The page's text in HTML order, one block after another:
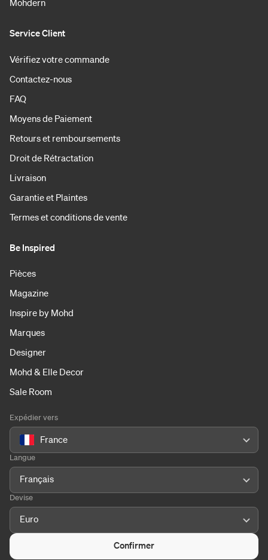
Mohdern
Service Client
Vérifiez votre commande
Contactez-nous
FAQ
Moyens de Paiement
Retours et remboursements
Droit de Rétractation
Livraison
Garantie et Plaintes
Termes et conditions de vente
Be Inspired
Pièces
Magazine
Inspire by Mohd
Marques
Designer
Mohd & Elle Decor
Sale Room
Expédier vers
France
Langue
Français
Devise
Euro
Confirmer